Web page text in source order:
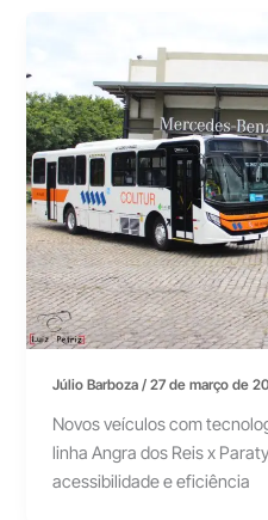
Júlio Barboza/27 de março de
Novos veículos com
linha Angra dos Reis x
acessibilidade e eficiência